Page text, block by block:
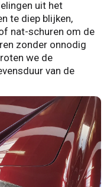
uit het
te diep blijken,
nat-schuren om de
zonder onnodig
we de
van de